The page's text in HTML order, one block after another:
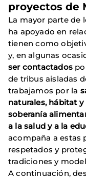
proyectos de
La mayor parte de
ha apoyado en
tienen como
y, en algunas
ser contactados
de tribus aisladas
trabajamos por la
naturales, hábitat
soberanía
a la salud y a la
acompaña a estas
respetados y
tradiciones y
A continuación,